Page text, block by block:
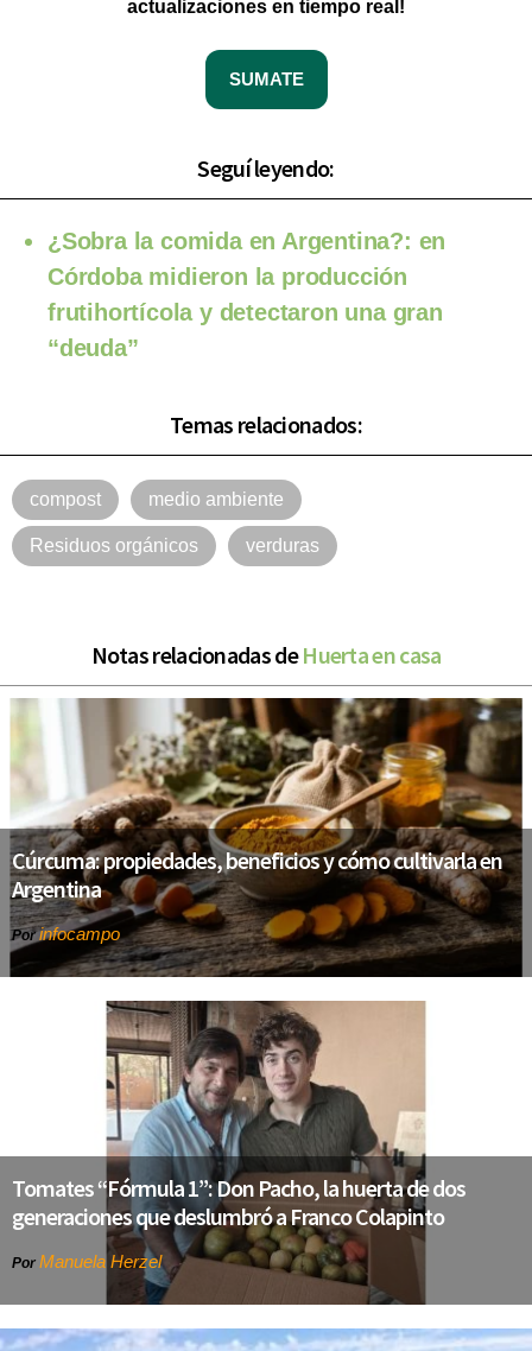
actualizaciones en tiempo real!
SUMATE
Seguí leyendo:
¿Sobra la comida en Argentina?: en
Córdoba midieron la producción
frutihortícola y detectaron una gran
“deuda”
Temas relacionados:
compost medio ambiente
Residuos orgánicos verduras
Notas relacionadas deHuerta en casa
Cúrcuma: propiedades, beneficios y cómo cultivarla en
Argentina
Porinfocampo
Tomates “Fórmula 1”: Don Pacho, la huerta de dos
generaciones que deslumbró a Franco Colapinto
Por Manuela Herzel